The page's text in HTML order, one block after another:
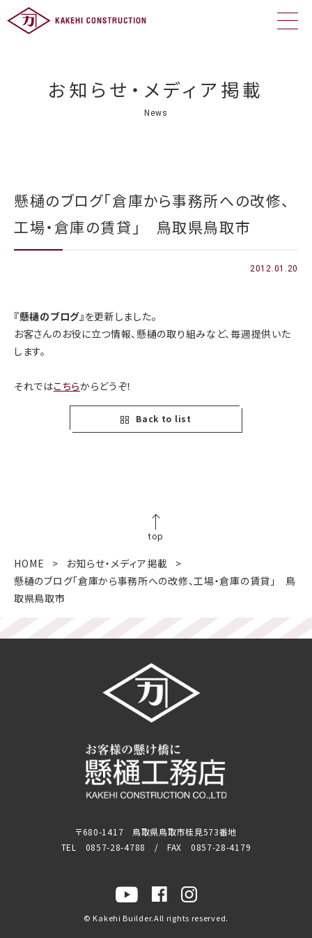
お知らせ・メディア掲載
News
懸樋のブログ「倉庫から事務所への改修、
工場・倉庫の賃貸」 鳥取県鳥取市
2012.01.20
『懸樋のブログ』を更新しました。
お客さんのお役に立つ情報、懸樋の取り組みなど、毎週提供いた
します。
それではこちらからどうぞ！
Back to list
top
HOME
お知らせ・メディア掲載
懸樋のブログ「倉庫から事務所への改修、工場・倉庫の賃貸」 鳥
取県鳥取市
〒680-1417 鳥取県鳥取市桂見573番地
TEL 0857-28-4788 / FAX 0857-28-4179
© Kakehi Builder.All rights reserved.